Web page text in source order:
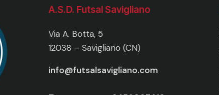
A.S.D. Futsal Savigliano
Via A. Botta, 5
12038 – Savigliano (CN)
info@futsalsavigliano.com